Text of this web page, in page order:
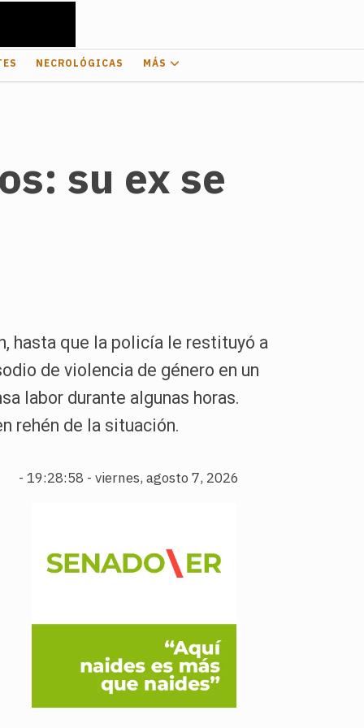
NECROLÓGICAS MÁS
su ex se
hasta que la policía le restituyó a
de violencia de género en un
labor durante algunas horas.
rehén de la situación.
- 19:28:59 - viernes, agosto 7, 2026